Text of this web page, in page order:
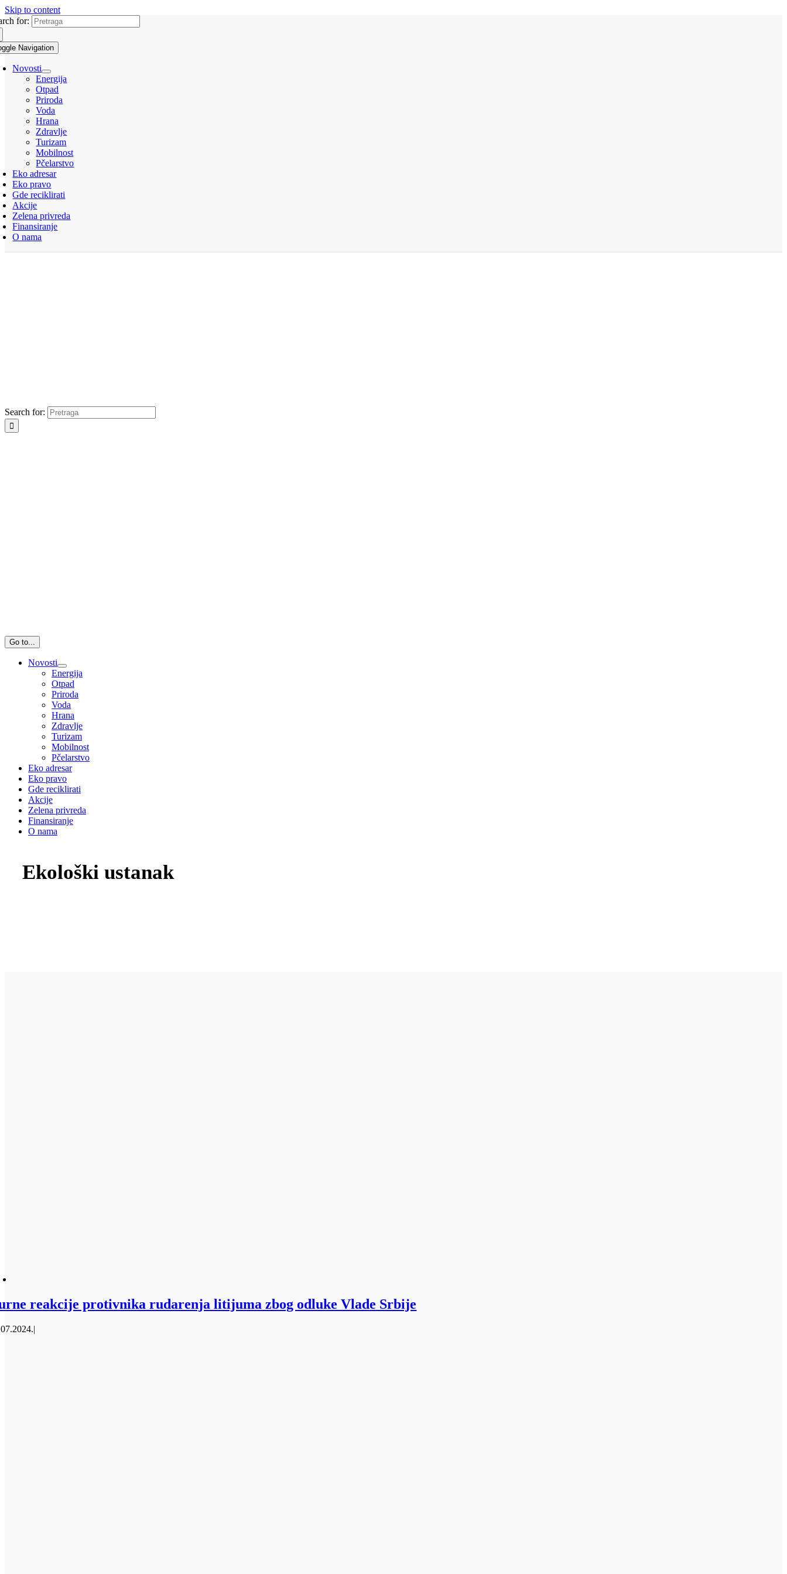
Skip to content
for:
Navigation
Novosti
Energija
Otpad
Priroda
Voda
Hrana
Zdravlje
Turizam
Mobilnost
Pčelarstvo
Eko adresar
Eko pravo
Gde reciklirati
Akcije
Zelena privreda
Finansiranje
O nama
Search for:
Go to...
Novosti
Energija
Otpad
Priroda
Voda
Hrana
Zdravlje
Turizam
Mobilnost
Pčelarstvo
Eko adresar
Eko pravo
Gde reciklirati
Akcije
Zelena privreda
Finansiranje
O nama
Ekološki ustanak
reakcije protivnika rudarenja litijuma zbog odluke Vlade Srbije
|